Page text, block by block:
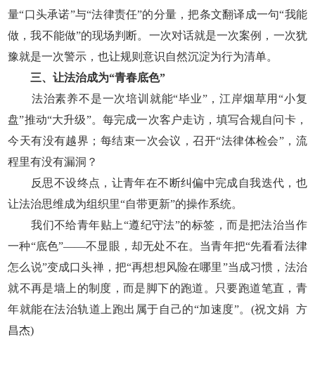
量“口头承诺”与“法律责任”的分量，把条文翻译成一句“我能
做，我不能做”的现场判断。一次对话就是一次案例，一次犹
豫就是一次警示，也让规则意识自然沉淀为行为清单。
三、让法治成为“青春底色”
法治素养不是一次培训就能“毕业”，江岸烟草用“小复
盘”推动“大升级”。每完成一次客户走访，填写合规自问卡，
今天有没有越界；每结束一次会议，召开“法律体检会”，流
程里有没有漏洞？
反思不设终点，让青年在不断纠偏中完成自我迭代，也
让法治思维成为组织里“自带更新”的操作系统。
我们不给青年贴上“遵纪守法”的标签，而是把法治当作
一种“底色”——不显眼，却无处不在。当青年把“先看看法律
怎么说”变成口头禅，把“再想想风险在哪里”当成习惯，法治
就不再是墙上的制度，而是脚下的跑道。只要跑道笔直，青
年就能在法治轨道上跑出属于自己的“加速度”。(祝文娟 方
昌杰)